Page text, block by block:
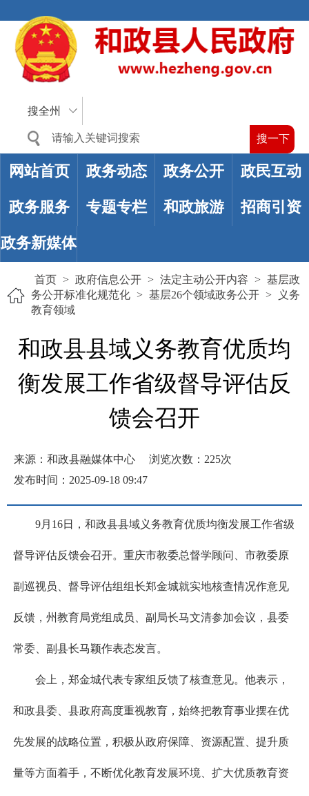
搜全州
网站首页 政务动态 政务公开 政民互动
政务服务 专题专栏 和政旅游 招商引资
政务新媒体
首页 > 政府信息公开 > 法定主动公开内容 > 基层政
务公开标准化规范化 > 基层26个领域政务公开 >
义务
教育领域
和政县县域义务教育优质均
衡发展工作省级督导评估反
馈会召开
来源：和政县融媒体中心 浏览次数： 225次
发布时间：2025-09-18 09:47
9月16日，和政县县域义务教育优质均衡发展工作省级
督导评估反馈会召开。重庆市教委总督学顾问、市教委原
副巡视员、督导评估组组长郑金城就实地核查情况作意见
反馈，州教育局党组成员、副局长马文清参加会议，县委
常委、副县长马颖作表态发言。
会上，郑金城代表专家组反馈了核查意见。他表示，
和政县委、县政府高度重视教育，始终把教育事业摆在优
先发展的战略位置，积极从政府保障、资源配置、提升质
量等方面着手，不断优化教育发展环境、扩大优质教育资